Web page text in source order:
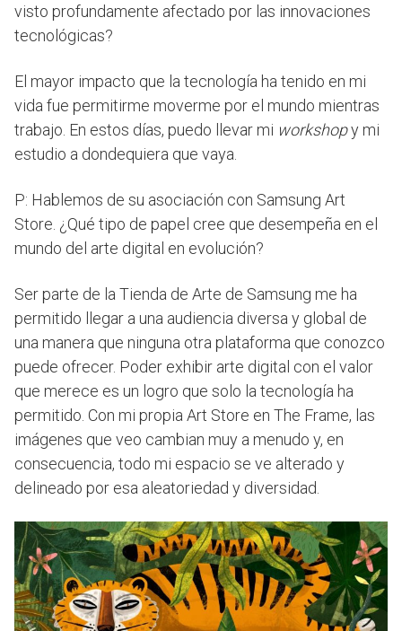
visto profundamente afectado por las innovaciones
tecnológicas?
El mayor impacto que la tecnología ha tenido en mi
vida fue permitirme moverme por el mundo mientras
trabajo. En estos días, puedo llevar mi workshopy mi
estudio a dondequiera que vaya.
P: Hablemos de su asociación con Samsung Art
Store. ¿Qué tipo de papel cree que desempeña en el
mundo del arte digital en evolución?
Ser parte de la Tienda de Arte de Samsung me ha
permitido llegar a una audiencia diversa y global de
una manera que ninguna otra plataforma que conozco
puede ofrecer. Poder exhibir arte digital con el valor
que merece es un logro que solo la tecnología ha
permitido. Con mi propia Art Store en The Frame, las
imágenes que veo cambian muy a menudo y, en
consecuencia, todo mi espacio se ve alterado y
delineado por esa aleatoriedad y diversidad.